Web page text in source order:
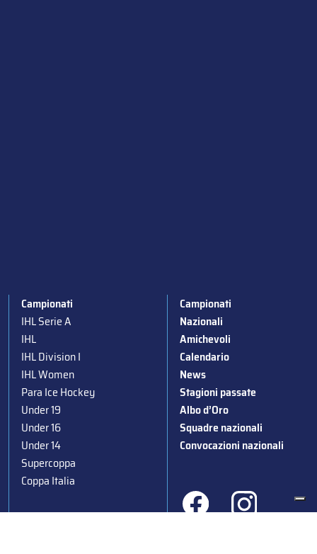
Campionati
IHL Serie A
IHL
IHL Division I
IHL Women
Para Ice Hockey
Under 19
Under 16
Under 14
Supercoppa
Coppa Italia
Campionati
Nazionali
Amichevoli
Calendario
News
Stagioni passate
Albo d’Oro
Squadre nazionali
Convocazioni nazionali